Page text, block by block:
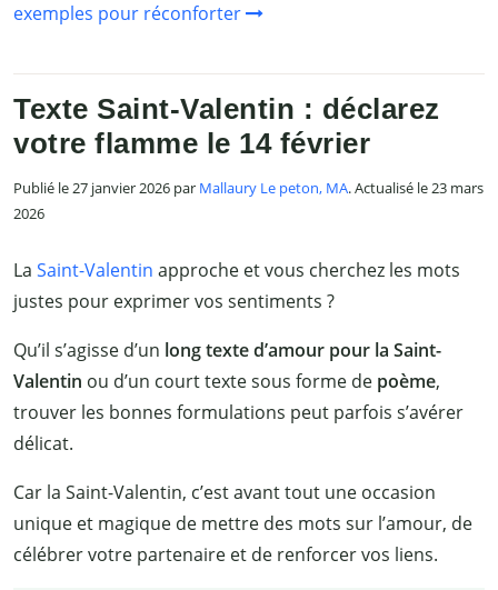
exemples pour réconforter
Texte Saint-Valentin : déclarez
votre flamme le 14 février
Publié le 27 janvier 2026 par Mallaury Le peton, MA. Actualisé le 23 mars
2026
La Saint-Valentin approche et vous cherchez les mots
justes pour exprimer vos sentiments ?
Qu’il s’agisse d’un long texte d’amour pour la Saint-
Valentin ou d’un court texte sous forme de poème,
trouver les bonnes formulations peut parfois s’avérer
délicat.
Car la Saint-Valentin, c’est avant tout une occasion
unique et magique de mettre des mots sur l’amour, de
célébrer votre partenaire et de renforcer vos liens.